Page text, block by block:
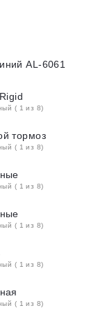
AL-6061
( 1 из 8)
тормоз
( 1 из 8)
( 1 из 8)
( 1 из 8)
( 1 из 8)
( 1 из 8)